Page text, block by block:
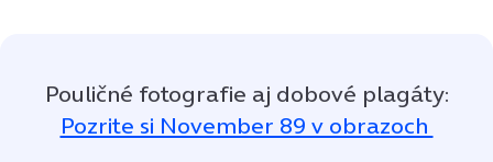
Pouličné fotografie aj dobové plagáty:
Pozrite si November 89 v obrazoch